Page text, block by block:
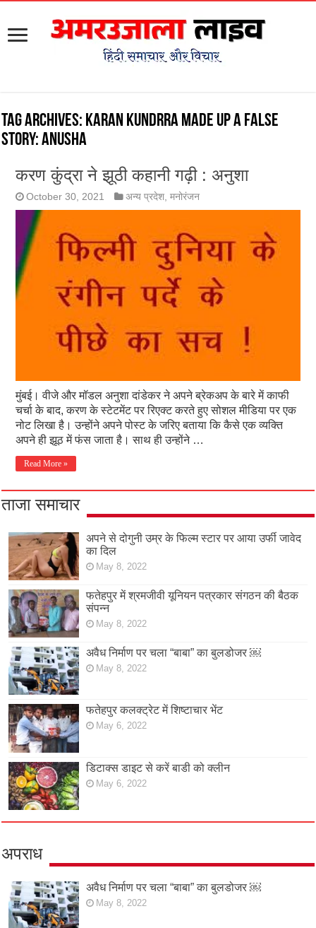
Tag Archives: Karan Kundrra made up a false
story: Anusha
करण कुंद्रा ने झूठी कहानी गढ़ी : अनुशा
October 30, 2021 अन्य प्रदेश ,मनोरंजन
मुंबई। वीजे और मॉडल अनुशा दांडेकर ने अपने ब्रेकअप के बारे में काफी
चर्चा के बाद, करण के स्टेटमेंट पर रिएक्ट करते हुए सोशल मीडिया पर एक
नोट लिखा है। उन्होंने अपने पोस्ट के जरिए बताया कि कैसे एक व्यक्ति
अपने ही झूठ में फंस जाता है। साथ ही उन्होंने …
Read More »
ताजा समाचार
अपने से दोगुनी उम्र के फिल्म स्टार पर आया उर्फी जावेद
का दिल
May 8, 2022
फतेहपुर में श्रमजीवी यूनियन पत्रकार संगठन की बैठक
संपन्न
May 8, 2022
अवैध निर्माण पर चला “बाबा” का बुलडोजर ￼
May 8, 2022
फतेहपुर कलक्ट्रेट में शिष्टाचार भेंट
May 6, 2022
डिटाक्स डाइट से करें बाडी को क्लीन
May 6, 2022
अपराध
अवैध निर्माण पर चला “बाबा” का बुलडोजर ￼
May 8, 2022